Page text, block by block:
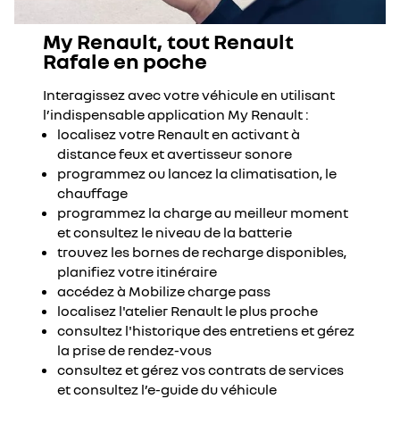
My Renault, tout Renault
Rafale en poche
Interagissez avec votre véhicule en utilisant
l’indispensable application My Renault :
localisez votre Renault en activant à
distance feux et avertisseur sonore
programmez ou lancez la climatisation, le
chauffage
programmez la charge au meilleur moment
et consultez le niveau de la batterie
trouvez les bornes de recharge disponibles,
planifiez votre itinéraire
accédez à Mobilize charge pass
localisez l'atelier Renault le plus proche
consultez l'historique des entretiens et gérez
la prise de rendez-vous
consultez et gérez vos contrats de services
et consultez l’e-guide du véhicule